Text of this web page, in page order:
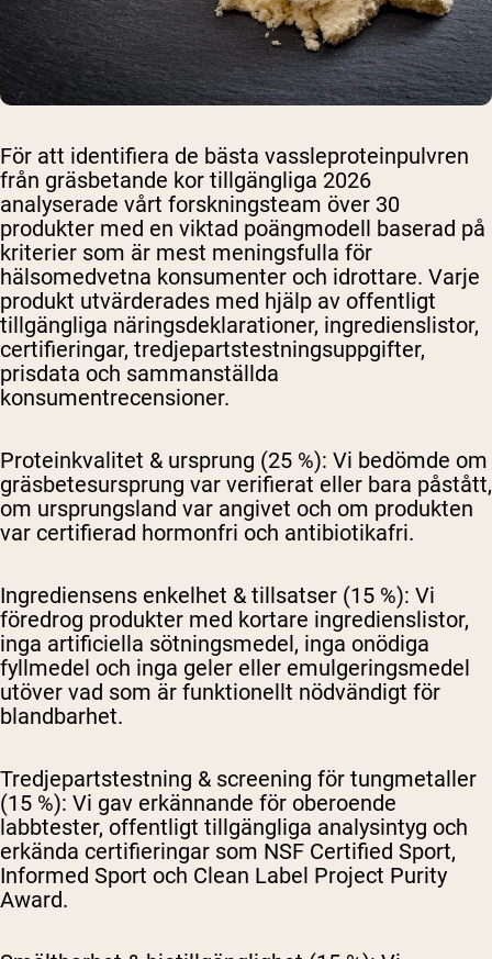
För att identifiera de bästa vassleproteinpulvren
från gräsbetande kor tillgängliga 2026
analyserade vårt forskningsteam över 30
produkter med en viktad poängmodell baserad på
kriterier som är mest meningsfulla för
hälsomedvetna konsumenter och idrottare. Varje
produkt utvärderades med hjälp av offentligt
tillgängliga näringsdeklarationer, ingredienslistor,
certifieringar, tredjepartstestningsuppgifter,
prisdata och sammanställda
konsumentrecensioner.
Proteinkvalitet & ursprung (25 %): Vi bedömde om
gräsbetesursprung var verifierat eller bara påstått,
om ursprungsland var angivet och om produkten
var certifierad hormonfri och antibiotikafri.
Ingrediensens enkelhet & tillsatser (15 %): Vi
föredrog produkter med kortare ingredienslistor,
inga artificiella sötningsmedel, inga onödiga
fyllmedel och inga geler eller emulgeringsmedel
utöver vad som är funktionellt nödvändigt för
blandbarhet.
Tredjepartstestning & screening för tungmetaller
(15 %): Vi gav erkännande för oberoende
labbtester, offentligt tillgängliga analysintyg och
erkända certifieringar som NSF Certified Sport,
Informed Sport och Clean Label Project Purity
Award.